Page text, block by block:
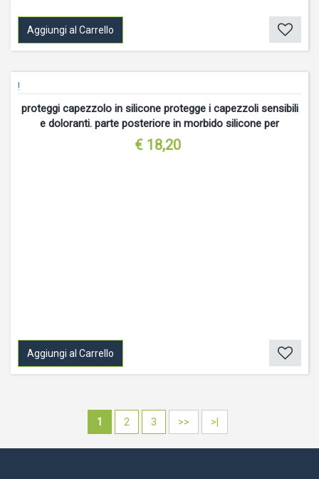
Aggiungi al Carrello
!
proteggi capezzolo in silicone protegge i capezzoli sensibili
e doloranti. parte posteriore in morbido silicone per
€ 18,20
Aggiungi al Carrello
1 2 3 >> >|